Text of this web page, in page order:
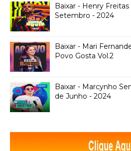
Baixar - Henry
Setembro - 2024
Baixar - Mari
Povo Gosta Vol.2
Baixar - Marcynho
de Junho - 2024